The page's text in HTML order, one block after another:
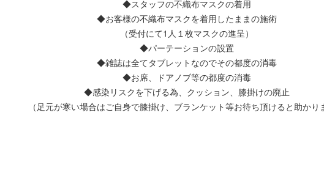
◆スタッフの不織布マスクの着用
◆お客様の不織布マスクを着用したままの施術
（受付にて1人１枚マスクの進呈）
◆パーテーションの設置
◆雑誌は全てタブレットなのでその都度の消毒
◆お席、ドアノブ等の都度の消毒
◆感染リスクを下げる為、クッション、膝掛けの廃止
（足元が寒い場合はご自身で膝掛け、ブランケット等お待ち頂けると助かり